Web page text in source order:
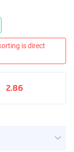
is direct
2.86